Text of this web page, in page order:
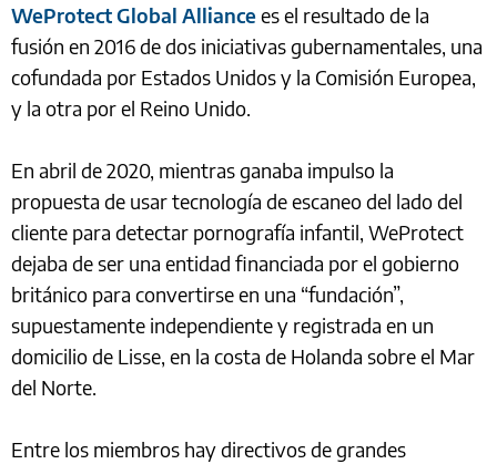
WeProtect Global Alliancees el resultado de la
fusión en 2016 de dos iniciativas gubernamentales, una
cofundada por Estados Unidos y la Comisión Europea,
y la otra por el Reino Unido.
En abril de 2020, mientras ganaba impulso la
propuesta de usar tecnología de escaneo del lado del
cliente para detectar pornografía infantil, WeProtect
dejaba de ser una entidad financiada por el gobierno
británico para convertirse en una “fundación”,
supuestamente independiente y registrada en un
domicilio de Lisse, en la costa de Holanda sobre el Mar
del Norte.
Entre los miembros hay directivos de grandes